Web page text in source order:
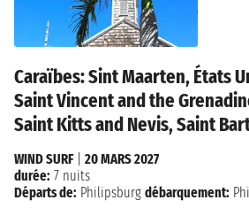
Caraïbes: Sint Maarten, États
Saint Vincent and the
Saint Kitts and Nevis, Saint
WIND SURF| 20 MARS 2027
durée: 7 nuits
Départs de: Philipsburg débarquement: